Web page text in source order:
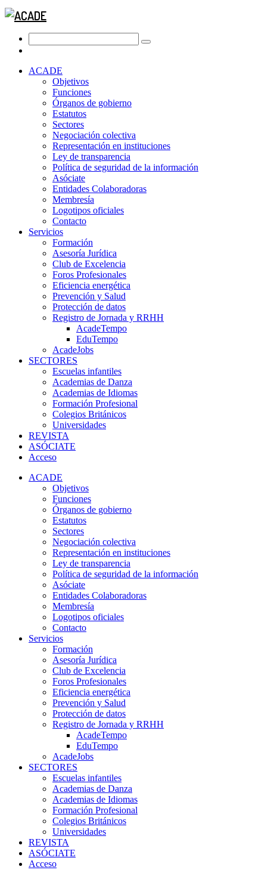
ACADE
Objetivos
Funciones
Órganos de gobierno
Estatutos
Sectores
Negociación colectiva
Representación en instituciones
Ley de transparencia
Política de seguridad de la información
Asóciate
Entidades Colaboradoras
Membresía
Logotipos oficiales
Contacto
Servicios
Formación
Asesoría Jurídica
Club de Excelencia
Foros Profesionales
Eficiencia energética
Prevención y Salud
Protección de datos
Registro de Jornada y RRHH
AcadeTempo
EduTempo
AcadeJobs
SECTORES
Escuelas infantiles
Academias de Danza
Academias de Idiomas
Formación Profesional
Colegios Británicos
Universidades
REVISTA
ASÓCIATE
Acceso
ACADE
Objetivos
Funciones
Órganos de gobierno
Estatutos
Sectores
Negociación colectiva
Representación en instituciones
Ley de transparencia
Política de seguridad de la información
Asóciate
Entidades Colaboradoras
Membresía
Logotipos oficiales
Contacto
Servicios
Formación
Asesoría Jurídica
Club de Excelencia
Foros Profesionales
Eficiencia energética
Prevención y Salud
Protección de datos
Registro de Jornada y RRHH
AcadeTempo
EduTempo
AcadeJobs
SECTORES
Escuelas infantiles
Academias de Danza
Academias de Idiomas
Formación Profesional
Colegios Británicos
Universidades
REVISTA
ASÓCIATE
Acceso